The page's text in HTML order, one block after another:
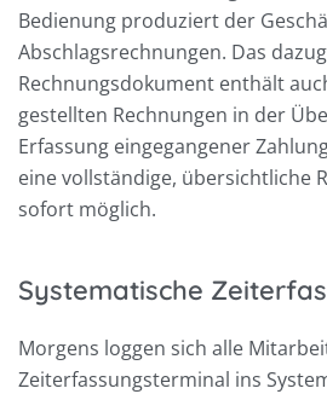
Bedienung produziert der
Abschlagsrechnungen. Das
Rechnungsdokument enthält
gestellten Rechnungen in der
Erfassung eingegangener
eine vollständige, übersichtliche
sofort möglich.
Systematische
Morgens loggen sich alle
Zeiterfassungsterminal ins